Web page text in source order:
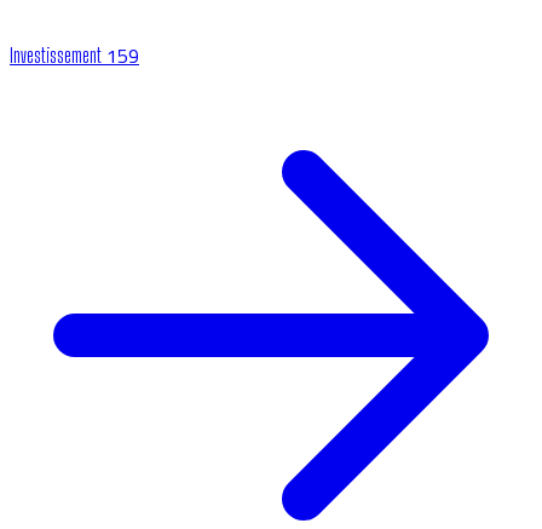
Investissement 159